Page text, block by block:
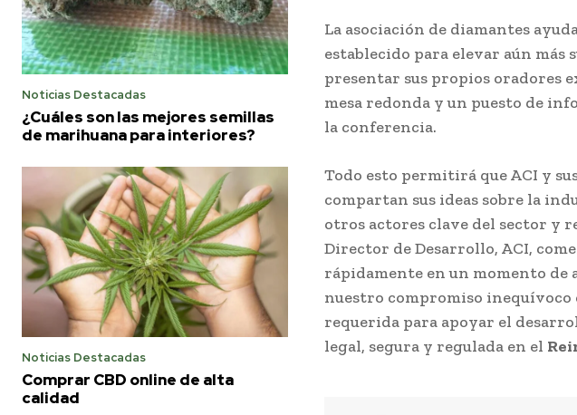
Noticias Destacadas
¿Cuáles son las mejores semillas
de marihuana para interiores?
Noticias Destacadas
Comprar CBD online de alta
calidad
La asociación de diamantes
establecido para elevar aún
presentar sus propios oradores
mesa redonda y un puesto de
la conferencia.
Todo esto permitirá que ACI y
compartan sus ideas sobre la
otros actores clave del sector y
Director de Desarrollo, ACI,
rápidamente en un momento de
nuestro compromiso
requerida para apoyar el
legal, segura y regulada en el